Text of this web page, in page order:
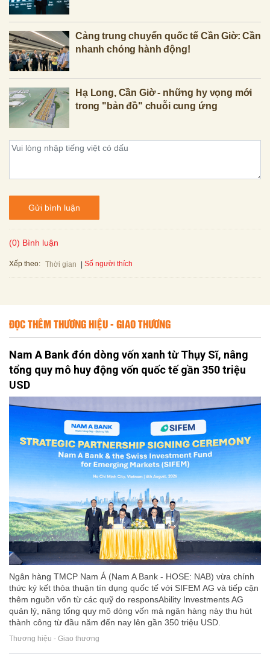
Cảng trung chuyển quốc tế Cần Giờ: Cần
nhanh chóng hành động!
Hạ Long, Cần Giờ - những hy vọng mới
trong "bản đồ" chuỗi cung ứng
Gửi bình luận
(0) Bình luận
Xếp theo: Thời gian Số người thích
ĐỌC THÊM THƯƠNG HIỆU - GIAO THƯƠNG
Nam A Bank đón dòng vốn xanh từ Thụy Sĩ, nâng
tổng quy mô huy động vốn quốc tế gần 350 triệu
USD
Ngân hàng TMCP Nam Á (Nam A Bank - HOSE: NAB) vừa chính
thức ký kết thỏa thuận tín dụng quốc tế với SIFEM AG và tiếp cận
thêm nguồn vốn từ các quỹ do responsAbility Investments AG
quản lý, nâng tổng quy mô dòng vốn mà ngân hàng này thu hút
thành công từ đầu năm đến nay lên gần 350 triệu USD.
Thương hiệu - Giao thương